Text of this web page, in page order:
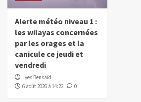
Alerte météo niveau 1 :
les wilayas concernées
par les orages et la
canicule ce jeudi et
vendredi
Lyes Bensaïd
6 août 2026 à 14:22
0